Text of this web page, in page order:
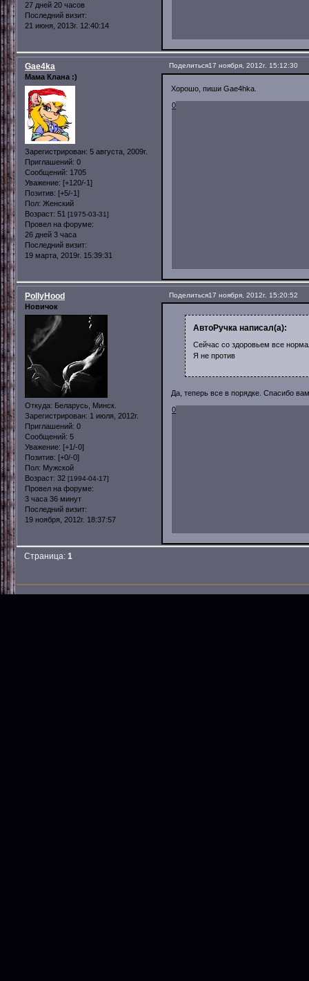
27 дней 20 часов
Последний визит:
21 июня, 2013г. 12:40:14
Поделиться17 ноября, 2012г. 15:12:30
Gae4ka
Мама Клана :)
Зарегистрирован: 5 августа, 2009г.
Приглашений: 0
Сообщений: 1705
Уважение: [+120/-1]
Позитив: [+5/-1]
Пол: Женский
Возраст: 51 [1975-03-31]
Провел на форуме:
26 дней 3 часа
Последний визит:
19 марта, 2019г. 15:39:31
Хорошо, пиши Gae4hka.
0
Поделиться17 ноября, 2012г. 15:20:52
PollyHood
Новичок
Откуда: Беларусь, Минск.
Зарегистрирован: 1 июля, 2012г.
Приглашений: 0
Сообщений: 5
Уважение: [+1/-0]
Позитив: [+0/-0]
Пол: Мужской
Возраст: 32 [1994-04-17]
Провел на форуме:
3 часа 36 минут
Последний визит:
19 ноября, 2012г. 18:37:57
АвтоРучка написал(а):
Сейчас со здоровьем все
Я не против
Да, теперь все в порядке. Спасибо
0
Страница:1